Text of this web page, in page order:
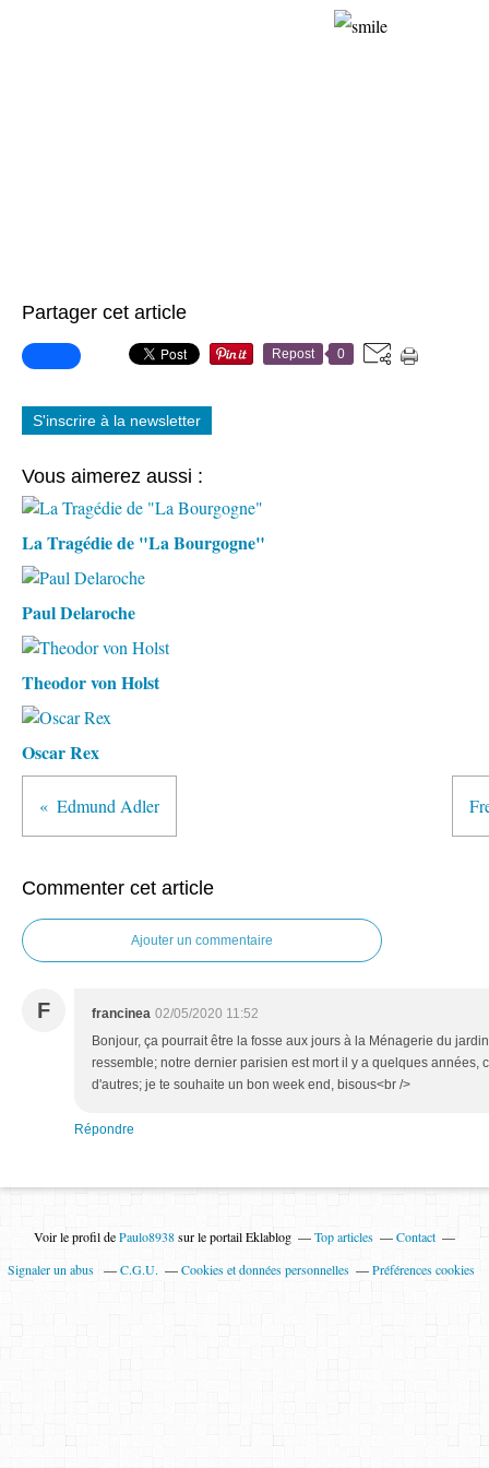
Partager cet article
Repost 0
S'inscrire à la newsletter
Vous aimerez aussi :
La Tragédie de "La Bourgogne"
Paul Delaroche
Theodor von Holst
Oscar Rex
Edmund Adler
Commenter cet article
Ajouter un commentaire
F francinea 02/05/2020 11:52
Bonjour, ça pourrait être la fosse aux jours à la Ménagerie du
ressemble; notre dernier parisien est mort il y a quelques années,
d'autres; je te souhaite un bon week end, bisous<br />
Répondre
Voir le profil dePaulo8938sur le portail Eklablog Top articles
Contact
Signaler un abus
C.G.U. Cookies et données personnelles Préférences cookies